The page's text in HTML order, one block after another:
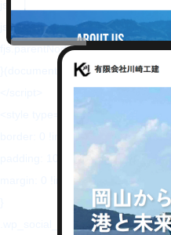
js.src = "//connect.facebook.net/
fjs.parentNode.insertBefore(js,
}(document, 'script', 'facebook-
<style type="text/
padding: 10px 0 20px 0 !important;
margin: 0 !important;
.wp_social_bookmarking_light div{